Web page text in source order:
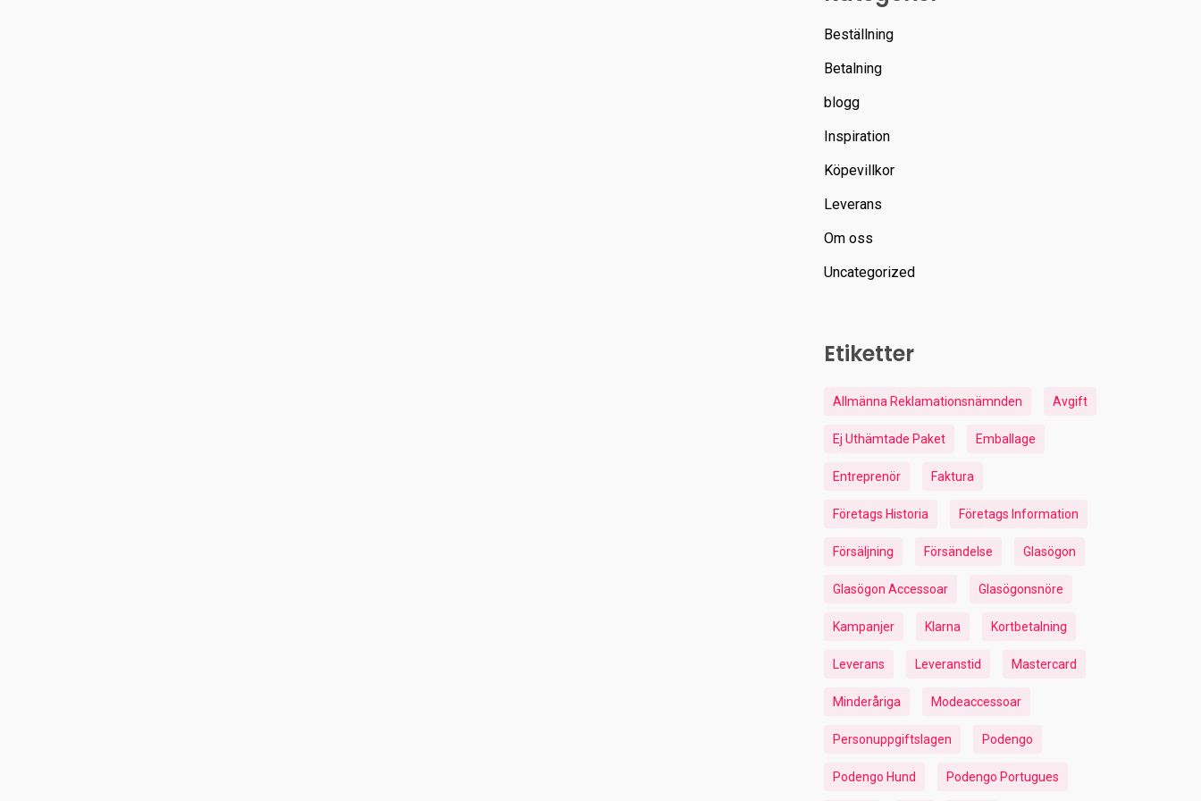
Beställning
Betalning
blogg
Inspiration
Köpevillkor
Leverans
Om oss
Uncategorized
Etiketter
Allmänna Reklamationsnämnden Avgift
Ej Uthämtade Paket Emballage
Entreprenör Faktura
Företags Historia Företags Information
Försäljning Försändelse Glasögon
Glasögon Accessoar Glasögonsnöre
Kampanjer Klarna Kortbetalning
Leverans Leveranstid Mastercard
Minderåriga Modeaccessoar
Personuppgiftslagen Podengo
Podengo Hund Podengo Portugues